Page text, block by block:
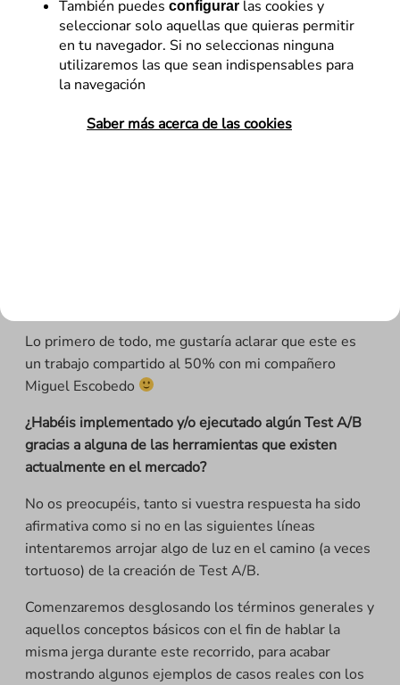
También puedes configurar las cookies y
seleccionar solo aquellas que quieras permitir
en tu navegador. Si no seleccionas ninguna
utilizaremos las que sean indispensables para
la navegación
Saber más acerca de las cookies
Lo primero de todo, me gustaría aclarar que este es
un trabajo compartido al 50% con mi compañero
Miguel Escobedo
¿Habéis implementado y/o ejecutado algún Test A/B
gracias a alguna de las herramientas que existen
actualmente en el mercado?
No os preocupéis, tanto si vuestra respuesta ha sido
afirmativa como si no en las siguientes líneas
intentaremos arrojar algo de luz en el camino (a veces
tortuoso) de la creación de Test A/B.
Comenzaremos desglosando los términos generales y
aquellos conceptos básicos con el fin de hablar la
misma jerga durante este recorrido, para acabar
mostrando algunos ejemplos de casos reales con los